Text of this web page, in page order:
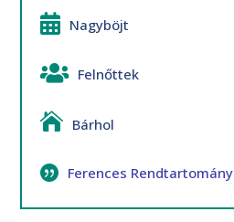
Nagyböjt
Felnőttek
Bárhol
Ferences Rendtartomány